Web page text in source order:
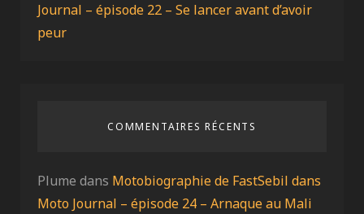
Journal – épisode 22 – Se lancer avant d’avoir
peur
COMMENTAIRES RÉCENTS
Plume dans Motobiographie de FastSebil dans
Moto Journal – épisode 24 – Arnaque au Mali